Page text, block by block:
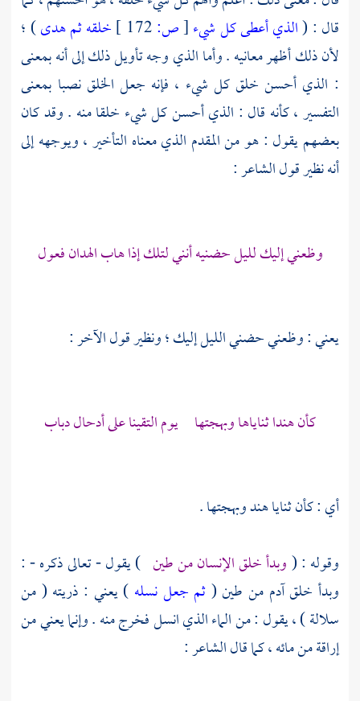
قال : (الذي أعطى كل شيء[ص: خلقه ثم هدى) ؛
لأن ذلك أظهر معانيه . وأما الذي وجه تأويل ذلك إلى أنه بمعنى
: الذي أحسن خلق كل شيء ، فإنه جعل الخلق نصبا بمعنى
التفسير ، كأنه قال : الذي أحسن كل شيء خلقا منه . وقد كان
بعضهم يقول : هو من المقدم الذي معناه التأخير ، ويوجهه إلى
أنه نظير قول الشاعر :
وظعني إليك لليل حضنيه أنني لتلك إذا هاب الهدان فعول
يعني : وظعني حضني الليل إليك ؛ ونظير قول الآخر :
كأن هندا ثناياها وبهجتها يوم التقينا على أدحال دباب
أي : كأن ثنايا هند وبهجتها .
وقوله : (وبدأ خلق الإنسان من طين ) يقول - تعالى ذكره - :
وبدأ خلق آدم من طين (ثم جعل نسله ) يعني : ذريته ( من
سلالة ) ، يقول : من الماء الذي انسل فخرج منه . وإنما يعني من
إراقة من مائه ، كما قال الشاعر :